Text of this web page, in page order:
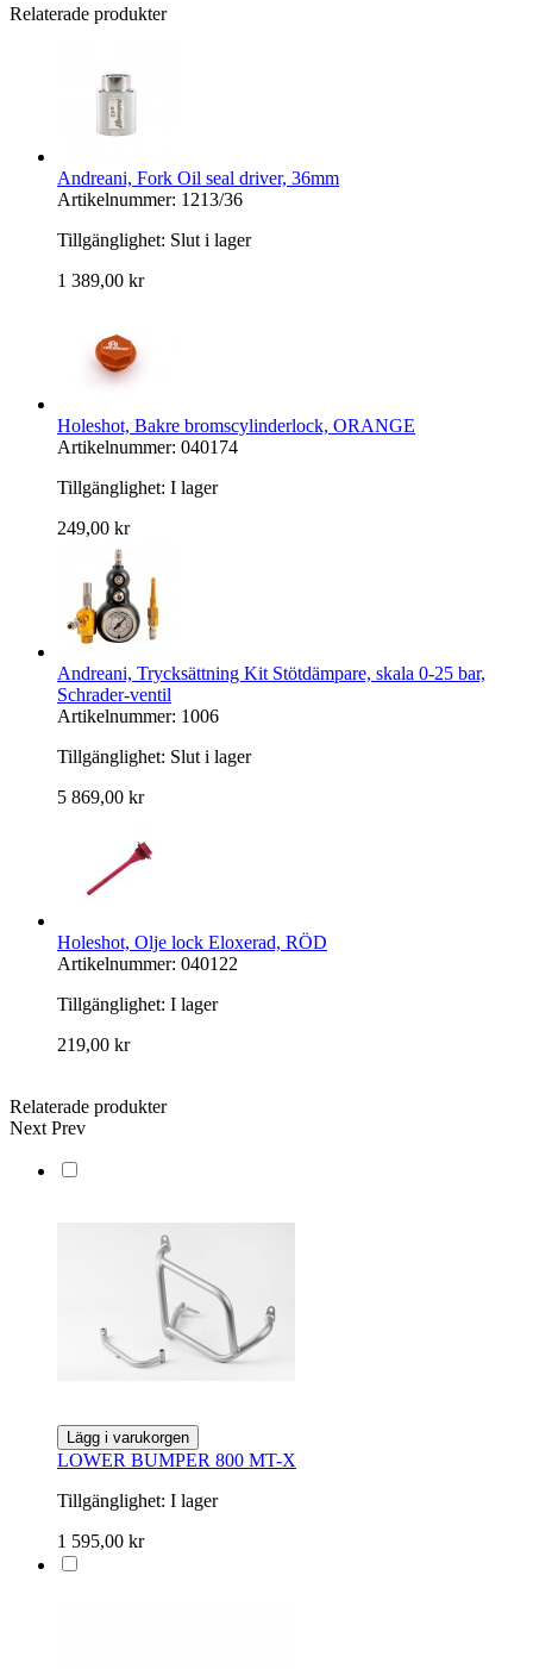
Relaterade produkter
Andreani, Fork Oil seal driver, 36mm
Artikelnummer: 1213/36
Tillgänglighet: Slut i lager
1 389,00 kr
Holeshot, Bakre bromscylinderlock, ORANGE
Artikelnummer: 040174
Tillgänglighet: I lager
249,00 kr
Andreani, Trycksättning Kit Stötdämpare, skala 0-25 bar,
Schrader-ventil
Artikelnummer: 1006
Tillgänglighet: Slut i lager
5 869,00 kr
Holeshot, Olje lock Eloxerad, RÖD
Artikelnummer: 040122
Tillgänglighet: I lager
219,00 kr
Relaterade produkter
Next Prev
Lägg i varukorgen
LOWER BUMPER 800 MT-X
Tillgänglighet: I lager
1 595,00 kr